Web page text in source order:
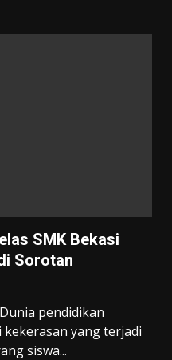
SMK Bekasi
Sorotan
pendidikan
yang terjadi
siswa...